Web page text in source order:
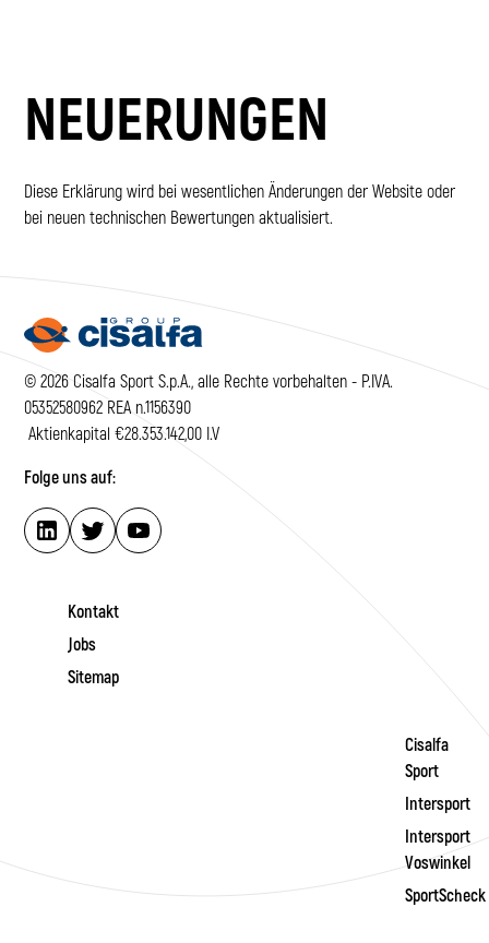
NEUERUNGEN
Diese Erklärung wird bei wesentlichen Änderungen der Website oder
bei neuen technischen Bewertungen aktualisiert.
© 2026 Cisalfa Sport S.p.A., alle Rechte vorbehalten - P.IVA.
05352580962 REA n.1156390
Aktienkapital €28.353.142,00 I.V
Folge uns auf:
Kontakt
Jobs
Sitemap
Cisalfa
Sport
Intersport
Intersport
Voswinkel
SportScheck